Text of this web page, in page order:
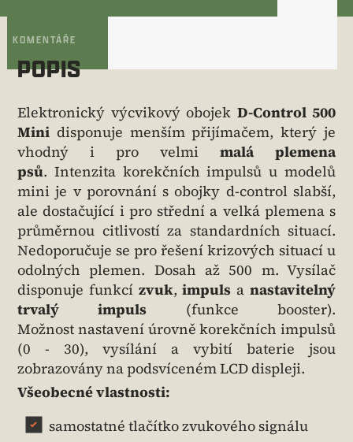
KOMENTÁŘE
POPIS
Elektronický výcvikový obojek D-Control 500
Mini disponuje menším přijímačem, který je
vhodný i pro velmi malá plemena
psů. Intenzita korekčních impulsů u modelů
mini je v porovnání s obojky d-control slabší,
ale dostačující i pro střední a velká plemena s
průměrnou citlivostí za standardních situací.
Nedoporučuje se pro řešení krizových situací u
odolných plemen. Dosah až 500 m. Vysílač
disponuje funkcí zvuk,impuls anastavitelný
trvalý impuls (funkce booster).
Možnost nastavení úrovně korekčních impulsů
(0 - 30), vysílání a vybití baterie jsou
zobrazovány na podsvíceném LCD displeji.
Všeobecné vlastnosti:
samostatné tlačítko zvukového signálu